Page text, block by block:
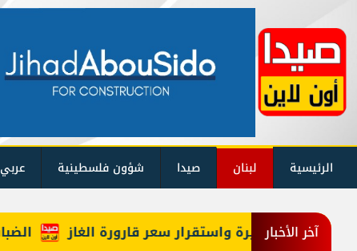
الرئيسية لبنان صيدا شؤون فلسطينية
آخر الأخبار الضباب